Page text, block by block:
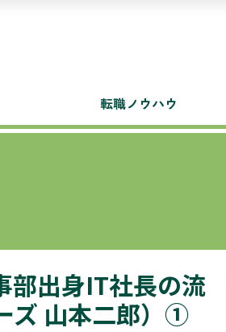
転職ノウハウ
部出身IT社長の流
ズ 山本二郎）①